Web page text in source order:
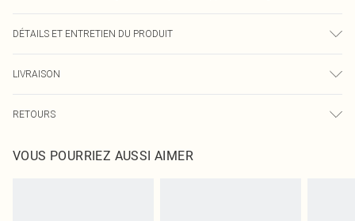
DÉTAILS ET ENTRETIEN DU PRODUIT
couleur peut déteindre.
LIVRAISON
Livraison express France
Jusqu'à 2-3 jours ouvrables
RETOURS
pour nous retourner un article.
VOUS POURRIEZ AUSSI AIMER